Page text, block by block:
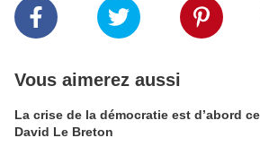
Vous aimerez aussi
La crise de la démocratie est d’abord
David Le Breton